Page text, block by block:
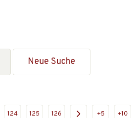
Neue Suche
124 125 126 +5 +10